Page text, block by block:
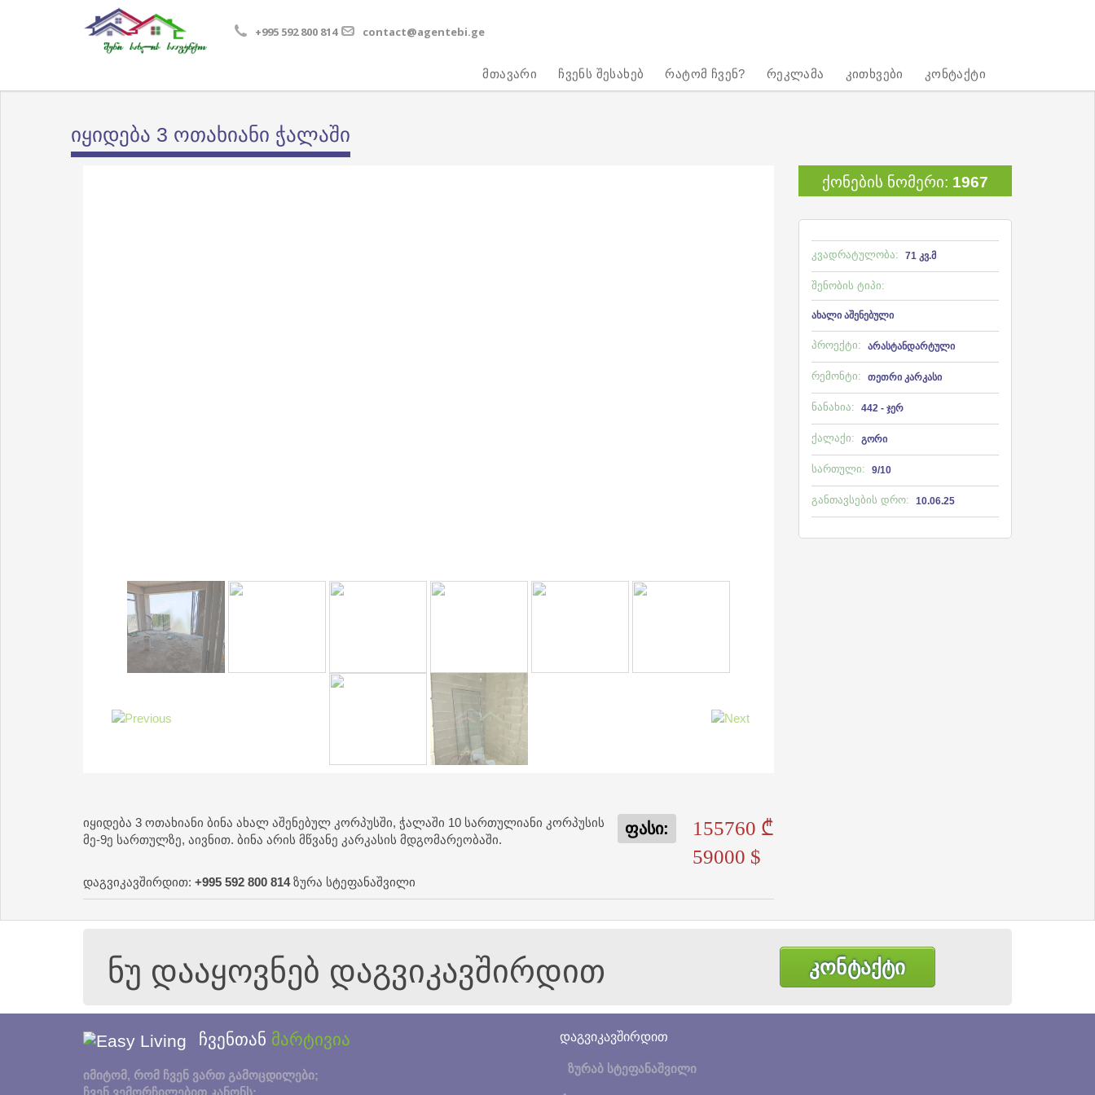
+995 592 800 814 contact@agentebi.ge
მთავარი ჩვენს შესახებ რატომ ჩვენ? რეკლამა კითხვები კონტაქტი
იყიდება 3 ოთახიანი ჭალაში
155760 ₾
59000 $
ფასი:
იყიდება 3 ოთახიანი ბინა ახალ აშენებულ კორპუსში, ჭალაში 10 სართულიანი კორპუსის
მე-9ე სართულზე, აივნით. ბინა არის მწვანე კარკასის მდგომარეობაში.
დაგვიკავშირდით: +995 592 800 814ზურა სტეფანაშვილი
ქონების ნომერი: 1967
კვადრატულობა: 71 კვ.მ
შენობის ტიპი:
ახალი აშენებული
პროექტი: არასტანდარტული
რემონტი: თეთრი კარკასი
ნანახია: 442 - ჯერ
ქალაქი: გორი
სართული: 9/10
განთავსების დრო: 10.06.25
ნუ დააყოვნებ დაგვიკავშირდით კონტაქტი
ჩვენთან მარტივია
იმიტომ, რომ ჩვენ ვართ გამოცდილები;
ჩვენ ვემორჩილებით კანონს;
დაგვიკავშირდით
ზურაბ სტეფანაშვილი